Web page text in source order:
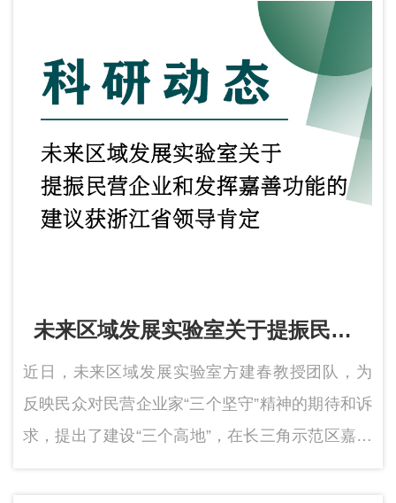
高质量发展的区域经济格局提出了建设性建议。
未来区域发展实验室关于提振民营
企业和发挥嘉善功能的建议获浙江
省领导肯定
近日，未来区域发展实验室方建春教授团队，为
反映民众对民营企业家“三个坚守”精神的期待和诉
求，提出了建设“三个高地”，在长三角示范区嘉善